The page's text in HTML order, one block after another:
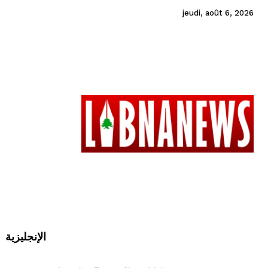
jeudi, août 6, 2026
الإنجليزية